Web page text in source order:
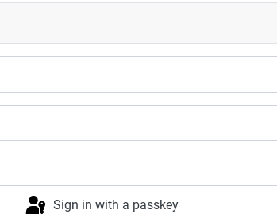
Sign in with a passkey